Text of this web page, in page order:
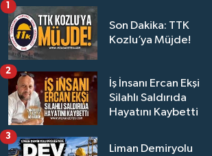
Son Dakika: TTK
Kozlu’ya Müjde!
1
İş İnsanı Ercan Ekşi
Silahlı Saldırıda
Hayatını Kaybetti
2
Liman Demiryolu
3